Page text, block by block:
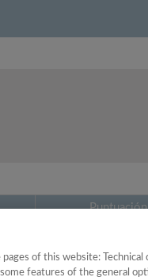
Puntuación
of this website: Technical
features of the general